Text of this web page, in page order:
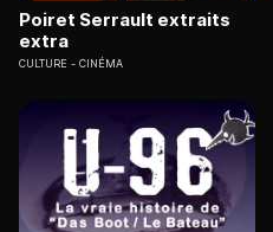
Poiret Serrault extraits
extra
CULTURE CINÉMA